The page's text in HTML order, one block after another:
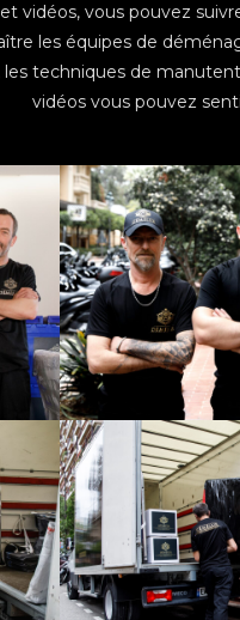
vidéos, vous pouvez
les équipes de
techniques de
vidéos vous pouvez